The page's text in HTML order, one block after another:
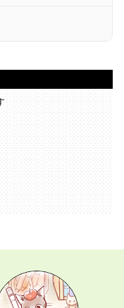
す。 マンガ持ち込